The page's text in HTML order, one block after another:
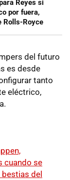
Reyes si
por fuera,
Rolls-Royce
del futuro
es desde
tanto
eléctrico,
cuando se
del